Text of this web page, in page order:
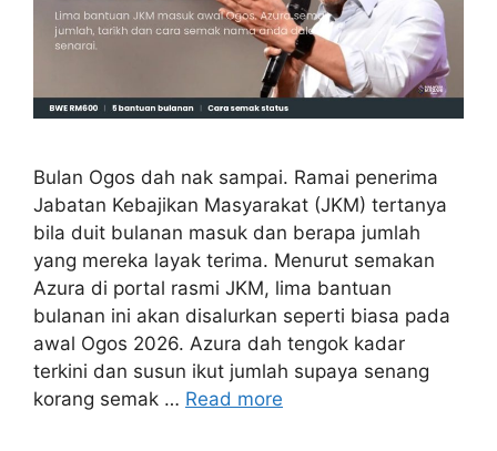
Bulan Ogos dah nak sampai. Ramai penerima
Jabatan Kebajikan Masyarakat (JKM) tertanya
bila duit bulanan masuk dan berapa jumlah
yang mereka layak terima. Menurut semakan
Azura di portal rasmi JKM, lima bantuan
bulanan ini akan disalurkan seperti biasa pada
awal Ogos 2026. Azura dah tengok kadar
terkini dan susun ikut jumlah supaya senang
korang semak … Read more